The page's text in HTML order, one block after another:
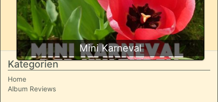
Mini Karneval
Kategorien
Home
Album Reviews